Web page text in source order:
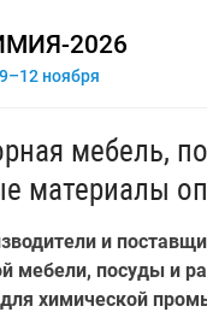
2026
9–12 ноября
мебель,
материалы
и
мебели, посуды и
химической